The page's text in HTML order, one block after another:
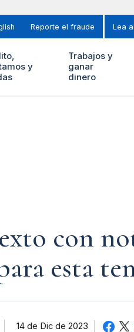
Reporte el fraude Lea
y
Trabajos y
ganar
dinero
con
esta
14 de Dic de 2023